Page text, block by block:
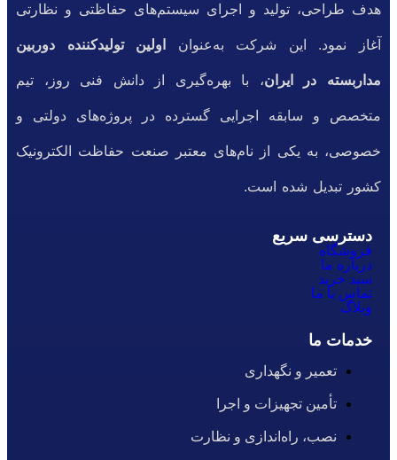
هدف طراحی، تولید و اجرای سیستم‌های حفاظتی و نظارتی
آغاز نمود. این شرکت به‌عنوان اولین تولیدکننده دوربین
مداربسته در ایران، با بهره‌گیری از دانش فنی روز، تیم
متخصص و سابقه اجرایی گسترده در پروژه‌های دولتی و
خصوصی، به یکی از نام‌های معتبر صنعت حفاظت الکترونیک
کشور تبدیل شده است.
دسترسی سریع
فروشگاه
درباره ما
سبد خرید
تماس با ما
وبلاگ
خدمات ما
تعمیر و نگهداری
تأمین تجهیزات و اجرا
نصب، راه‌اندازی و نظارت